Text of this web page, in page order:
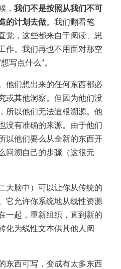
， 我们不是按照从我们不可
的计划去做。我们翻看笔
觉，这些都来自于阅读、思
作。我们再也不用面对那空
写点什么”。
他们想出来的任何东西都必
或其他洞察。但因为他们没
所以他们无法追根溯源。他
没有准确的来源。由于他们
以他们要么从全新的东西开
回溯自己的步骤（这很无
大脑中）可以让你从传统的
它允许你系统地从线性资源
一起，重新组织，直到新的
化为线性文本供其他人阅
东西可写，变成有太多东西